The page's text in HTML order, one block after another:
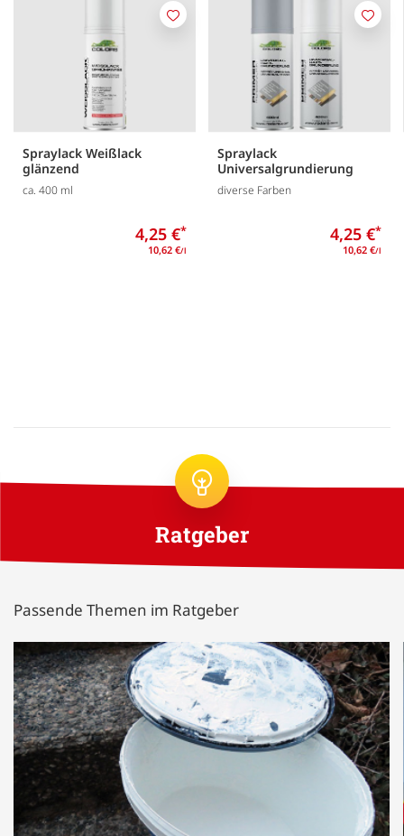
Spraylack Weißlack
glänzend
ca. 400 ml
4,25 €*
10,62 €/l
Merken
Spraylack
Universalgrundierung
diverse Farben
4,25 €*
10,62 €/l
Ratgeber
Passende Themen im Ratgeber